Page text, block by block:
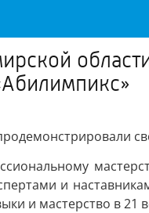
и
и мастерство в 21